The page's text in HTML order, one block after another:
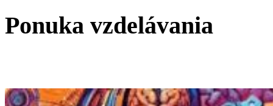
Ponuka vzdelávania